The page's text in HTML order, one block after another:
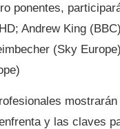
ponentes,
Andrew King
(Sky
y las claves